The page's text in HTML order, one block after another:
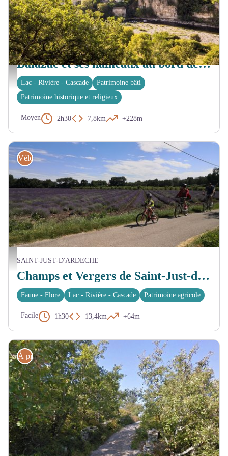
Balazuc depuis la Tour de la Reine Jeanne - Marina Geray
BALAZUC
Balazuc et ses hameaux au bord de l'eau
Lac - Rivière - Cascade
Patrimoine bâti
Patrimoine historique et religieux
Moyen 2h30 7,8km +228m
Champs de lavande - Anne Trevet
Vélo
SAINT-JUST-D'ARDECHE
Champs et Vergers de Saint-Just-d'Ardèche
Faune - Flore Lac - Rivière - Cascade Patrimoine agricole
Facile 1h30 13,4km +64m
À pied